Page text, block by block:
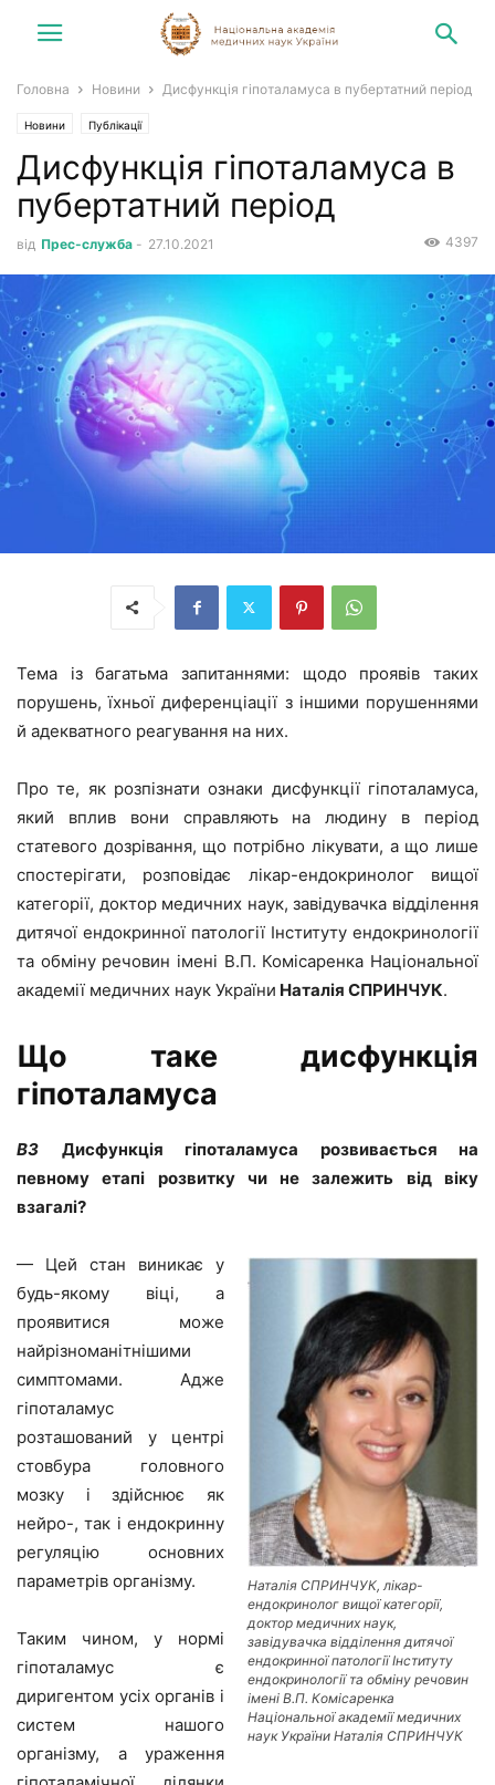
Головна Новини Дисфункція гіпоталамуса в пубертатний період
Новини Публікації
Дисфункція гіпоталамуса в
пубертатний період
від Прес-служба - 27.10.2021 4397
Тема із багатьма запитаннями: щодо проявів таких
порушень, їхньої диференціації з іншими порушеннями
й адекватного реагування на них.
Про те, як розпізнати ознаки дисфункції гіпоталамуса,
який вплив вони справляють на людину в період
статевого дозрівання, що потрібно лікувати, а що лише
спостерігати, розповідає лікар-ендокринолог вищої
категорії, доктор медичних наук, завідувачка відділення
дитячої ендокринної патології Інституту ендокринології
та обміну речовин імені В.П. Комісаренка Національної
академії медичних наук України Наталія СПРИНЧУК.
Що таке дисфункція
гіпоталамуса
ВЗ
Дисфункція гіпоталамуса розвивається на
певному етапі розвитку чи не залежить від віку
взагалі?
Наталія СПРИНЧУК, лікар-
ендокринолог вищої категорії,
доктор медичних наук,
завідувачка відділення дитячої
ендокринної патології Інституту
ендокринології та обміну речовин
імені В.П. Комісаренка
Національної академії медичних
наук України Наталія СПРИНЧУК
— Цей стан виникає у
будь-якому віці, а
проявитися може
найрізноманітнішими
симптомами. Адже
гіпоталамус
розташований у центрі
стовбура головного
мозку і здійснює як
нейро-, так і ендокринну
регуляцію основних
параметрів організму.
Таким чином, у нормі
гіпоталамус є
диригентом усіх органів і
систем нашого
організму, а ураження